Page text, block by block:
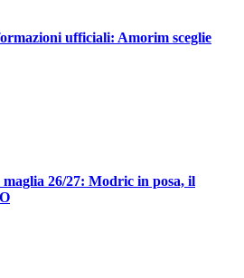
ufficiali: Amorim sceglie
26/27: Modric in posa, il